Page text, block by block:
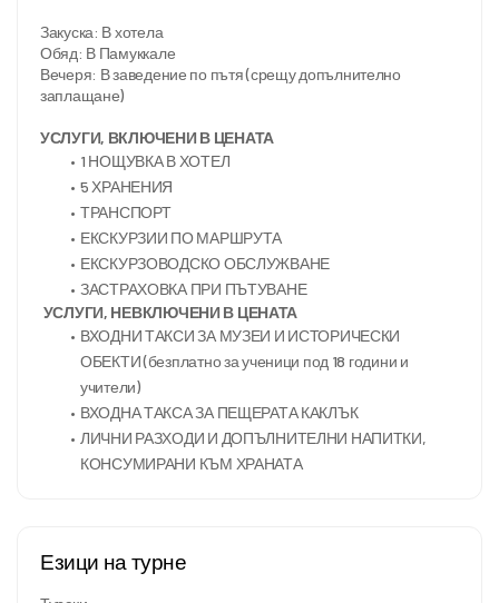
Закуска: В хотела
Обяд: В Памуккале
Вечеря: В заведение по пътя (срещу допълнително
заплащане)
УСЛУГИ, ВКЛЮЧЕНИ В ЦЕНАТА
1 НОЩУВКА В ХОТЕЛ
5 ХРАНЕНИЯ
ТРАНСПОРТ
ЕКСКУРЗИИ ПО МАРШРУТА
ЕКСКУРЗОВОДСКО ОБСЛУЖВАНЕ
ЗАСТРАХОВКА ПРИ ПЪТУВАНЕ
УСЛУГИ, НЕВКЛЮЧЕНИ В ЦЕНАТА
ВХОДНИ ТАКСИ ЗА МУЗЕИ И ИСТОРИЧЕСКИ
ОБЕКТИ (безплатно за ученици под 18 години и
учители)
ВХОДНА ТАКСА ЗА ПЕЩЕРАТА КАКЛЪК
ЛИЧНИ РАЗХОДИ И ДОПЪЛНИТЕЛНИ НАПИТКИ,
КОНСУМИРАНИ КЪМ ХРАНАТА
Езици на турне